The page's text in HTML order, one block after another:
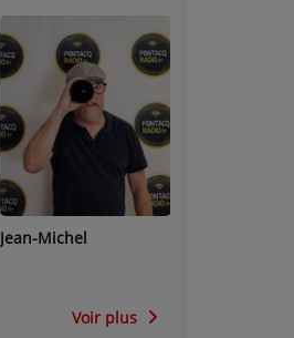
Jean-Michel
Voir plus